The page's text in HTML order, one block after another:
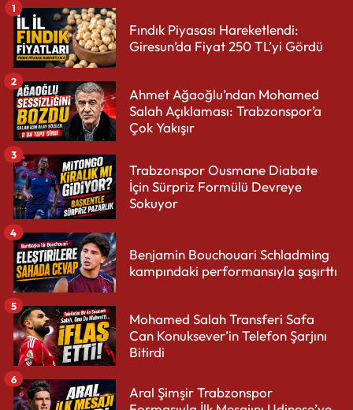
Fındık Piyasası Hareketlendi:
Giresun’da Fiyat 250 TL’yi Gördü
1
Ahmet Ağaoğlu’ndan Mohamed
Salah Açıklaması: Trabzonspor’a
Çok Yakışır
2
Trabzonspor Ousmane Diabate
İçin Sürpriz Formülü Devreye
Sokuyor
3
Benjamin Bouchouari Schladming
kampındaki performansıyla şaşırttı
4
Mohamed Salah Transferi Safa
Can Konuksever’in Telefon Şarjını
Bitirdi
5
Aral Şimşir Trabzonspor
6